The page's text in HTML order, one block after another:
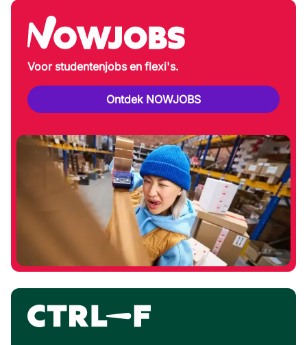
Voor studentenjobs en flexi's.
Ontdek NOWJOBS